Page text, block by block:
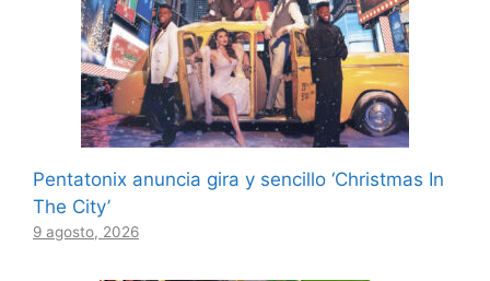
Pentatonix anuncia gira y sencillo ‘Christmas In
The City’
9 agosto, 2026